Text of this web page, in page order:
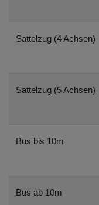
Sattelzug (4 Achsen)
Sattelzug (5 Achsen)
Bus bis 10m
Bus ab 10m